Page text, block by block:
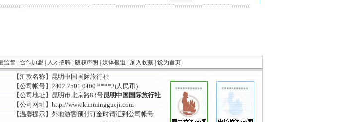
监督 合作加盟 人才招聘 版权声明 媒体报道 加入收藏 设为首页
【汇款名称】昆明中国国际旅行社
【公司帐号】2402 7501 0400 ****2(人民币)
【公司地址】昆明市北京路83号昆明中国国际旅行社
【公司网址】http://www.kunmingguoji.com
【温馨提示】外地游客预付订金时请汇到公司帐号